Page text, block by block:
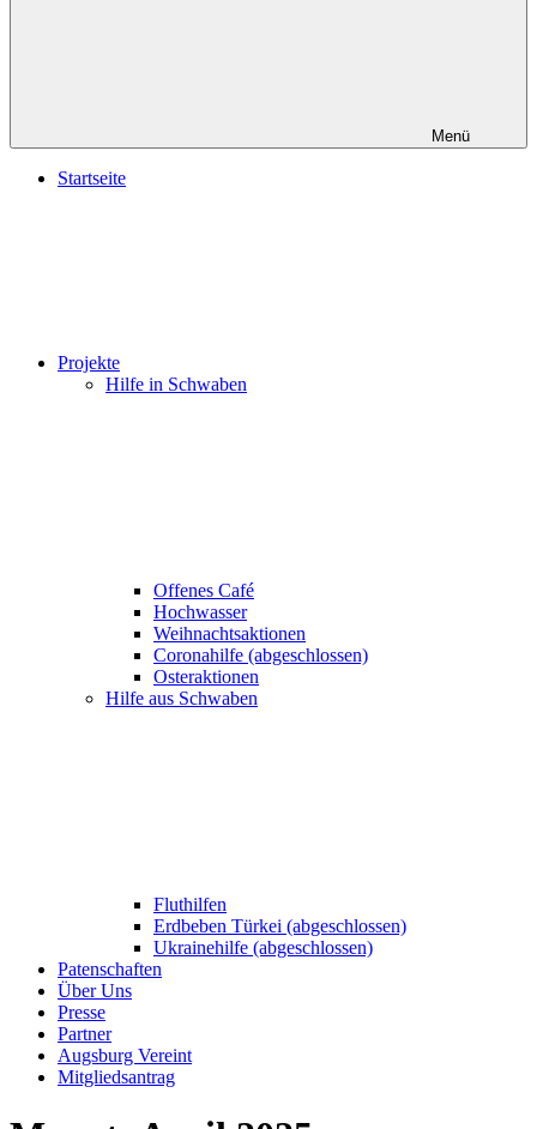
Menü
Startseite
Projekte
Hilfe in Schwaben
Offenes Café
Hochwasser
Weihnachtsaktionen
Coronahilfe (abgeschlossen)
Osteraktionen
Hilfe aus Schwaben
Fluthilfen
Erdbeben Türkei (abgeschlossen)
Ukrainehilfe (abgeschlossen)
Patenschaften
Über Uns
Presse
Partner
Augsburg Vereint
Mitgliedsantrag